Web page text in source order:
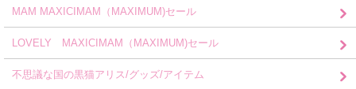
MAM MAXICIMAM（MAXIMUM)セール
LOVELY MAXICIMAM（MAXIMUM)セール
不思議な国の黒猫アリス/グッズ/アイテム